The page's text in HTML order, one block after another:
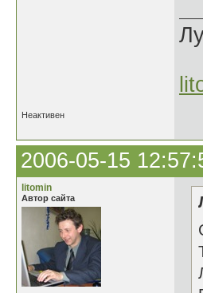
Неактивен
2006-05-15
litomin
Автор сайта